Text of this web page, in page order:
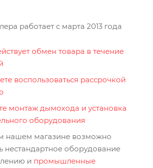
работает с марта 2013 года
обмен товара в течение
воспользоваться рассрочкой
монтаж дымохода и установка
оборудования
нашем магазине возможно
нестандартное оборудование
и промышленные